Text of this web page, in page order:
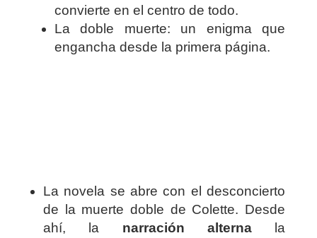
convierte en el centro de todo.
La doble muerte: un enigma que
engancha desde la primera página.
La novela se abre con el desconcierto
de la muerte doble de Colette. Desde
ahí, la narración alternala